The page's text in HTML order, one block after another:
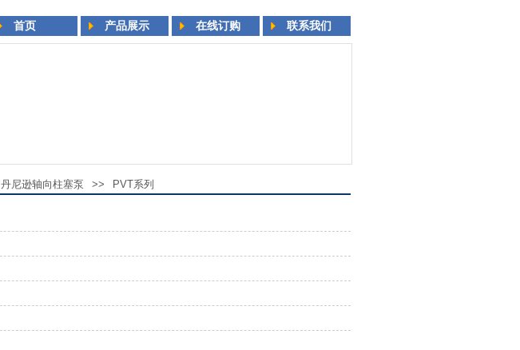
首页 产品展示 在线订购 联系我们
丹尼逊轴向柱塞泵 >> PVT系列